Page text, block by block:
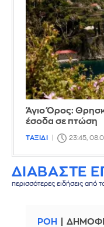
Άγιο Όρος:
έσοδα σε πτώση
ΤΑΞΙΔΙ 23:45,
ΔΙΑΒΑΣΤΕ
περισσότερες ειδήσεις από
ΡΟΗ